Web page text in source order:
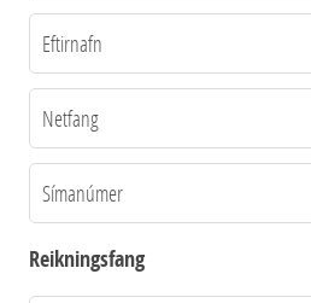
Reikningsfang